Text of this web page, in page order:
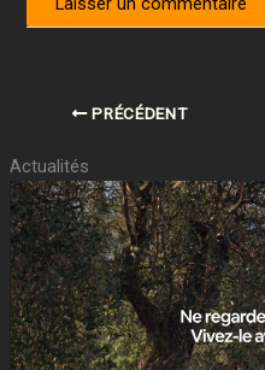
PRÉCÉDENT
Actualités